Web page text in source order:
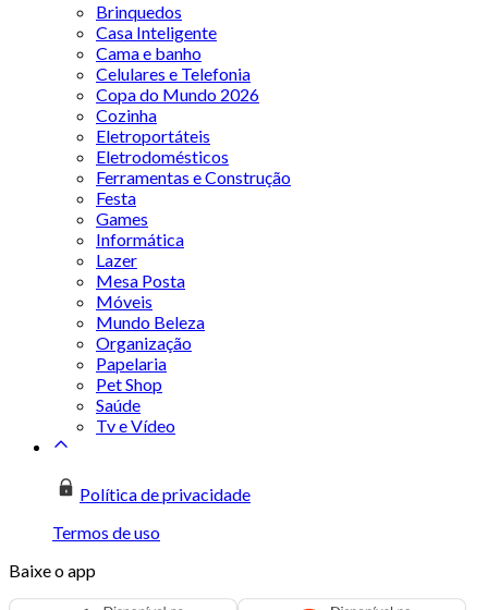
Brinquedos
Casa Inteligente
Cama e banho
Celulares e Telefonia
Copa do Mundo 2026
Cozinha
Eletroportáteis
Eletrodomésticos
Ferramentas e Construção
Festa
Games
Informática
Lazer
Mesa Posta
Móveis
Mundo Beleza
Organização
Papelaria
Pet Shop
Saúde
Tv e Vídeo
Política de privacidade
Termos de uso
Baixe o app